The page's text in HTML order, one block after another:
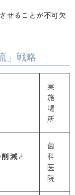
せることが不可欠
」戦略
実
施
場
所
減と
歯
科
医
院